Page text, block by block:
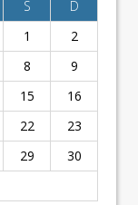
S
D
1
2
8
9
15
16
22
23
29
30